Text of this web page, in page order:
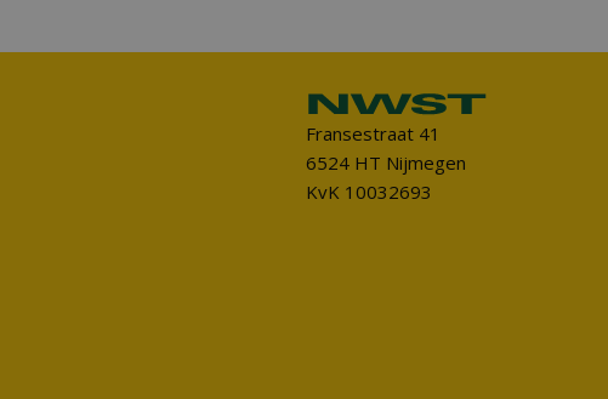
Fransestraat 41
6524 HT Nijmegen
KvK 10032693